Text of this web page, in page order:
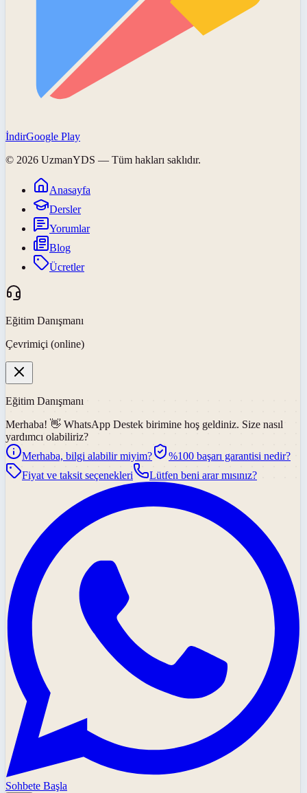
İndirGoogle Play
© 2026 UzmanYDS — Tüm hakları saklıdır.
Anasayfa
Dersler
Yorumlar
Blog
Ücretler
Eğitim Danışmanı
Çevrimiçi (online)
Eğitim Danışmanı
Merhaba! 👋 WhatsApp Destek birimine hoş geldiniz. Size nasıl
yardımcı olabiliriz?
Merhaba, bilgi alabilir miyim?
%100 başarı garantisi nedir?
Fiyat ve taksit seçenekleri
Lütfen beni arar mısınız?
Sohbete Başla